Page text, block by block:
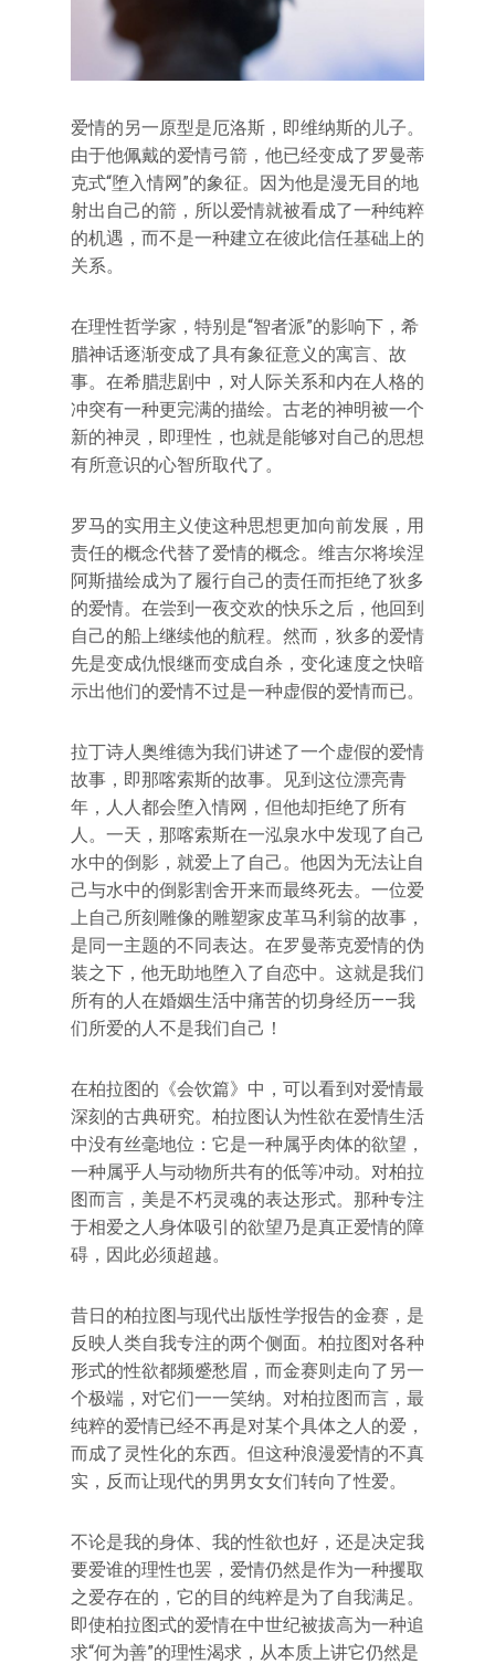
爱情的另一原型是厄洛斯，即维纳斯的儿子。
由于他佩戴的爱情弓箭，他已经变成了罗曼蒂
克式“堕入情网”的象征。因为他是漫无目的地
射出自己的箭，所以爱情就被看成了一种纯粹
的机遇，而不是一种建立在彼此信任基础上的
关系。
在理性哲学家，特别是“智者派”的影响下，希
腊神话逐渐变成了具有象征意义的寓言、故
事。在希腊悲剧中，对人际关系和内在人格的
冲突有一种更完满的描绘。古老的神明被一个
新的神灵，即理性，也就是能够对自己的思想
有所意识的心智所取代了。
罗马的实用主义使这种思想更加向前发展，用
责任的概念代替了爱情的概念。维吉尔将埃涅
阿斯描绘成为了履行自己的责任而拒绝了狄多
的爱情。在尝到一夜交欢的快乐之后，他回到
自己的船上继续他的航程。然而，狄多的爱情
先是变成仇恨继而变成自杀，变化速度之快暗
示出他们的爱情不过是一种虚假的爱情而已。
拉丁诗人奥维德为我们讲述了一个虚假的爱情
故事，即那喀索斯的故事。见到这位漂亮青
年，人人都会堕入情网，但他却拒绝了所有
人。一天，那喀索斯在一泓泉水中发现了自己
水中的倒影，就爱上了自己。他因为无法让自
己与水中的倒影割舍开来而最终死去。一位爱
上自己所刻雕像的雕塑家皮革马利翁的故事，
是同一主题的不同表达。在罗曼蒂克爱情的伪
装之下，他无助地堕入了自恋中。这就是我们
所有的人在婚姻生活中痛苦的切身经历——我
们所爱的人不是我们自己！
在柏拉图的《会饮篇》中，可以看到对爱情最
深刻的古典研究。柏拉图认为性欲在爱情生活
中没有丝毫地位：它是一种属乎肉体的欲望，
一种属乎人与动物所共有的低等冲动。对柏拉
图而言，美是不朽灵魂的表达形式。那种专注
于相爱之人身体吸引的欲望乃是真正爱情的障
碍，因此必须超越。
昔日的柏拉图与现代出版性学报告的金赛，是
反映人类自我专注的两个侧面。柏拉图对各种
形式的性欲都频蹙愁眉，而金赛则走向了另一
个极端，对它们一一笑纳。对柏拉图而言，最
纯粹的爱情已经不再是对某个具体之人的爱，
而成了灵性化的东西。但这种浪漫爱情的不真
实，反而让现代的男男女女们转向了性爱。
不论是我的身体、我的性欲也好，还是决定我
要爱谁的理性也罢，爱情仍然是作为一种攫取
之爱存在的，它的目的纯粹是为了自我满足。
即使柏拉图式的爱情在中世纪被拔高为一种追
求“何为善”的理性渴求，从本质上讲它仍然是